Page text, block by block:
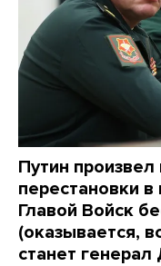
Путин
перестановки
Главой Войск
(оказывается,
станет